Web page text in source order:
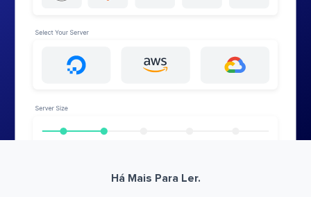
Há Mais Para Ler.